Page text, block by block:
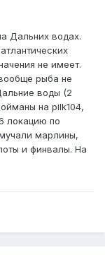
Дальних водах.
не имеет.
рыба не
воды (2
на pilk104,
локацию по
марлины,
и финвалы. На